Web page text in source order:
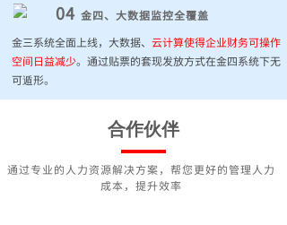
04 金四、大数据监控全覆盖
金三系统全面上线，大数据、 云计算使得企业财务可操作
空间日益减少。通过贴票的套现发放方式在金四系统下无
可遁形。
合作伙伴
通过专业的人力资源解决方案，帮您更好的管理人力
成本，提升效率